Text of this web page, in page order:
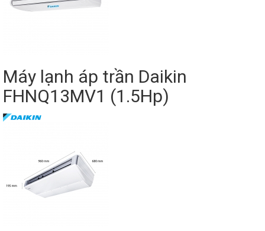
Máy lạnh áp trần Daikin
FHNQ13MV1 (1.5Hp)